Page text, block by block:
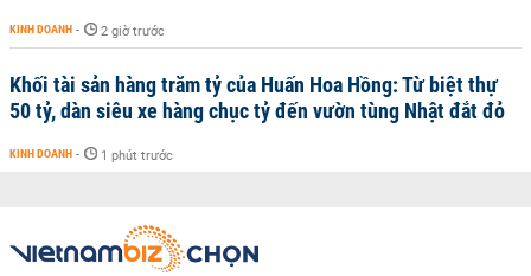
KINH DOANH - 2 giờ trước
Khối tài sản hàng trăm tỷ của Huấn Hoa Hồng: Từ biệt thự
50 tỷ, dàn siêu xe hàng chục tỷ đến vườn tùng Nhật đắt đỏ
KINH DOANH - 1 phút trước